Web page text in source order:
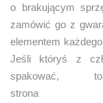
o brakującym
zamówić go z
elementem
Jeśli któryś z
spakować,